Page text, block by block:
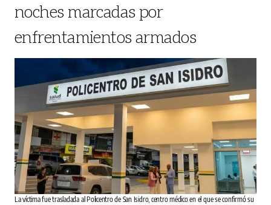
noches marcadas por
enfrentamientos armados
La víctima fue trasladada al Policentro de San Isidro, centro médico en el que se confirmó su